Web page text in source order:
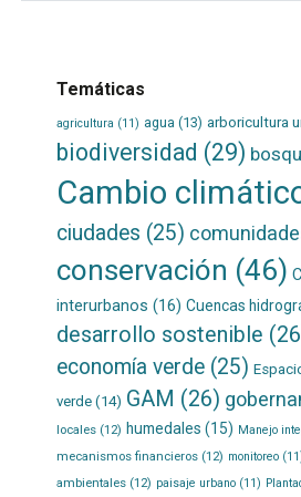
Temáticas
agricultura (11) agua (13) arboricultura
biodiversidad (29)
Cambio
ciudades (25)
conservación (46)
interurbanos (16) Cuencas
desarrollo sostenible
economía verde(25)
verde(14) GAM (26)
locales(12) humedales (15) Manejo
mecanismos financieros(12) monitoreo
ambientales(12) paisaje urbano(11)